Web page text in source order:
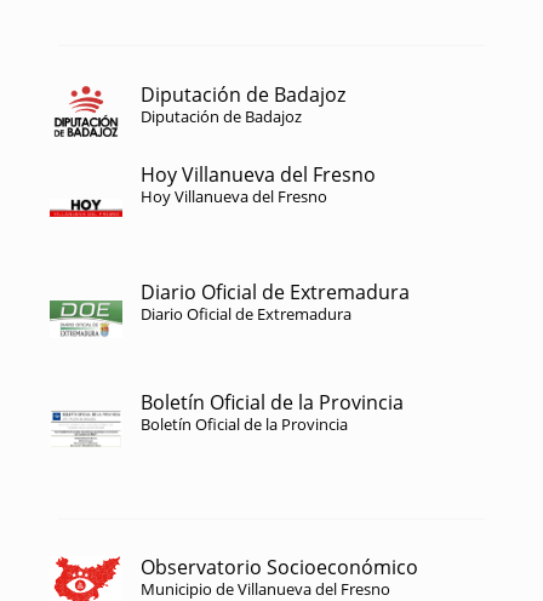
Diputación de Badajoz
Diputación de Badajoz
Hoy Villanueva del Fresno
Hoy Villanueva del Fresno
Diario Oficial de Extremadura
Diario Oficial de Extremadura
Boletín Oficial de la Provincia
Boletín Oficial de la Provincia
Observatorio Socioeconómico
Municipio de Villanueva del Fresno